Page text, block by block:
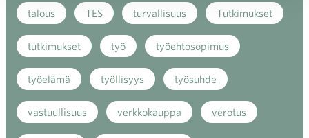
talous TES turvallisuus Tutkimukset
tutkimukset työ työehtosopimus
työelämä työllisyys työsuhde
vastuullisuus verkkokauppa verotus